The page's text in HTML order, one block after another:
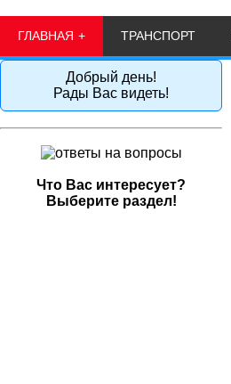
ГЛАВНАЯ ТРАНСПОРТ
Добрый день!
Рады Вас видеть!
Что Вас интересует?
Выберите раздел!